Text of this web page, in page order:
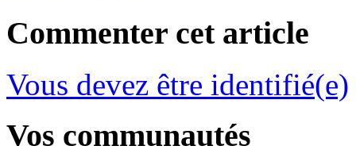
Commenter cet article
Vous devez être identifié(e)
Vos communautés